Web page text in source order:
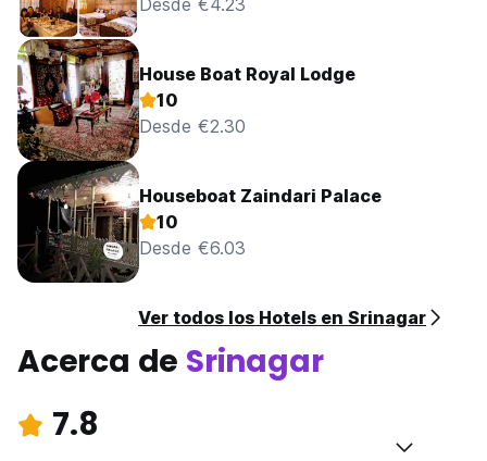
Desde €4.23
House Boat Royal Lodge
10
Desde €2.30
Houseboat Zaindari Palace
10
Desde €6.03
Ver todos los Hotels en Srinagar
Acerca de Srinagar
7.8